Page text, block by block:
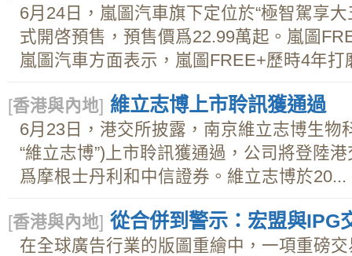
6月24日，嵐圖汽車旗下定位於“極智駕享
式開啓預售，預售價爲22.99萬起。嵐圖
嵐圖汽車方面表示，嵐圖FREE+歷時4年
[香港與內地] 維立志博上市聆訊獲通過
6月23日，港交所披露，南京維立志博生物
“維立志博”)上市聆訊獲通過，公司將登陸
爲摩根士丹利和中信證券。維立志博於20...
[香港與內地] 從合併到警示：宏盟與IPG
在全球廣告行業的版圖重繪中，一項重磅